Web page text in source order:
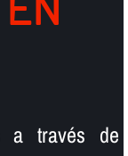
a través de